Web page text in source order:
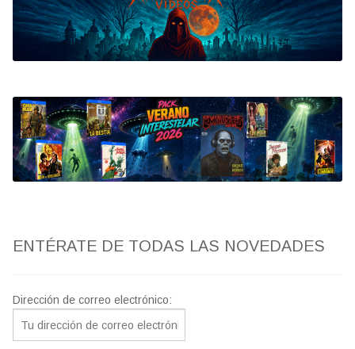
Bluray
Clasificada S
artwork
fantaterror
Jesús Franco
ENTÉRATE DE TODAS LAS NOVEDADES
Dirección de correo electrónico: